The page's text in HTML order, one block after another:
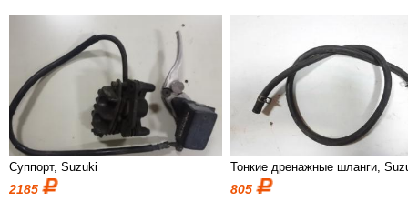
Суппорт, Suzuki
2185
Тонкие дренажные шланги,
805